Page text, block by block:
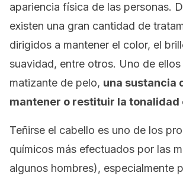
apariencia física de las personas.
existen una gran cantidad de
dirigidos a mantener el color, el
suavidad, entre otros. Uno de ellos
matizante de pelo, una sustancia
mantener o restituir la tonalidad
Teñirse el cabello es uno de los
químicos más efectuados por las
algunos hombres), especialmente